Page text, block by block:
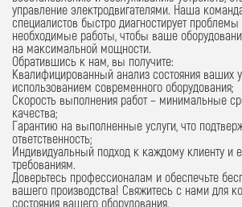
управление электродвигателями. Наша
специалистов быстро диагностирует
необходимые работы, чтобы ваше
на максимальной мощности.
Обратившись к нам, вы получите:
Квалифицированный анализ состояния ваших
использованием современного оборудования;
Скорость выполнения работ – минимальные
качества;
Гарантию на выполненные услуги, что
ответственность;
Индивидуальный подход к каждому клиенту и
требованиям.
Доверьтесь профессионалам и обеспечьте
вашего производства! Свяжитесь с нами для
состояния вашего оборудования.